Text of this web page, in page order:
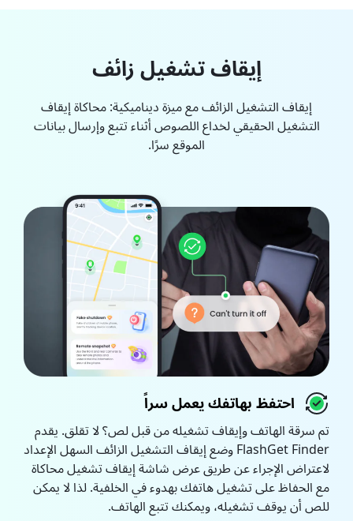
إيقاف تشغيل زائف
إيقاف التشغيل الزائف مع ميزة ديناميكية: محاكاة إيقاف
التشغيل الحقيقي لخداع اللصوص أثناء تتبع وإرسال بيانات
الموقع سرًا.
احتفظ بهاتفك يعمل سراً
تم سرقة الهاتف وإيقاف تشغيله من قبل لص؟ لا تقلق. يقدم
FlashGet Finder وضع إيقاف التشغيل الزائف السهل الإعداد
لاعتراض الإجراء عن طريق عرض شاشة إيقاف تشغيل محاكاة
مع الحفاظ على تشغيل هاتفك بهدوء في الخلفية. لذا لا يمكن
للص أن يوقف تشغيله، ويمكنك تتبع الهاتف.